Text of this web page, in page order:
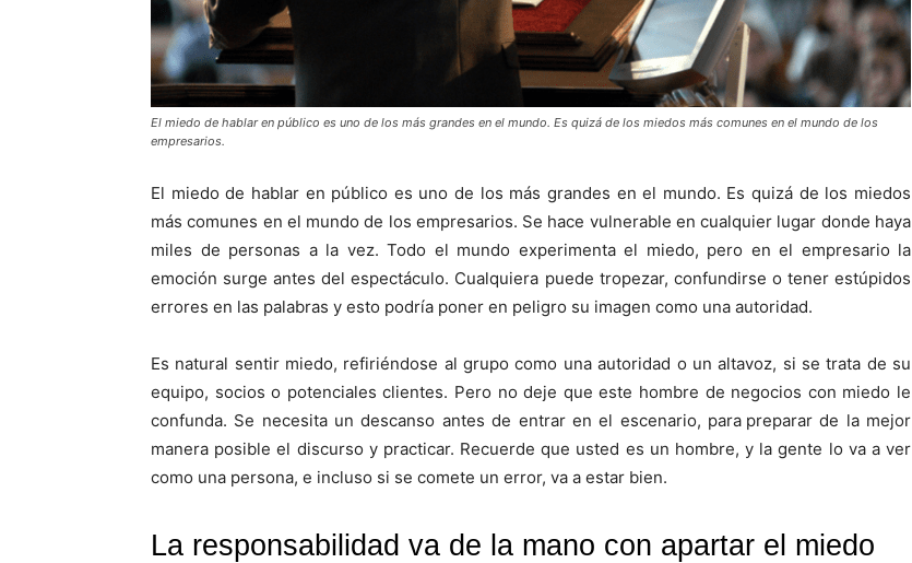
El miedo de hablar en público es uno de los más grandes en el mundo. Es quizá de los miedos más comunes en el mundo de los
empresarios.
El miedo de hablar en público es uno de los más grandes en el mundo. Es quizá de los miedos
más comunes en el mundo de los empresarios. Se hace vulnerable en cualquier lugar donde haya
miles de personas a la vez. Todo el mundo experimenta el miedo, pero en el empresario la
emoción surge antes del espectáculo. Cualquiera puede tropezar, confundirse o tener estúpidos
errores en las palabras y esto podría poner en peligro su imagen como una autoridad.
Es natural sentir miedo, refiriéndose al grupo como una autoridad o un altavoz, si se trata de su
equipo, socios o potenciales clientes. Pero no deje que este hombre de negocios con miedo le
confunda. Se necesita un descanso antes de entrar en el escenario, para. preparar de la mejor
manera posible el discurso y practicar. Recuerde que usted es un hombre, y la gente lo va a ver
como una persona, e incluso si se comete un error, va a estar bien.
La responsabilidad va de la mano con apartar el miedo